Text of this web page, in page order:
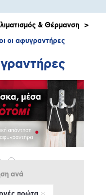
& Θέρμανση >
οι αφυγραντήρες
ανά